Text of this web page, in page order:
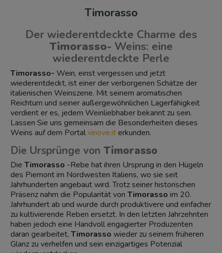
Timorasso
Der wiederentdeckte Charme des
Timorasso- Weins: eine
wiederentdeckte Perle
Timorasso- Wein, einst vergessen und jetzt
wiederentdeckt, ist einer der verborgenen Schätze der
italienischen Weinszene. Mit seinem aromatischen
Reichtum und seiner außergewöhnlichen Lagerfähigkeit
verdient er es, jedem Weinliebhaber bekannt zu sein.
Lassen Sie uns gemeinsam die Besonderheiten dieses
Weins auf dem Portalvinove.it erkunden.
Die Ursprünge von Timorasso
Die Timorasso -Rebe hat ihren Ursprung in den Hügeln
des Piemont im Nordwesten Italiens, wo sie seit
Jahrhunderten angebaut wird. Trotz seiner historischen
Präsenz nahm die Popularität von Timorasso im 20.
Jahrhundert ab und wurde durch produktivere und einfacher
zu kultivierende Reben ersetzt. In den letzten Jahrzehnten
haben jedoch eine Handvoll engagierter Produzenten
daran gearbeitet, Timorasso wieder zu seinem früheren
Glanz zu verhelfen und sein einzigartiges Potenzial